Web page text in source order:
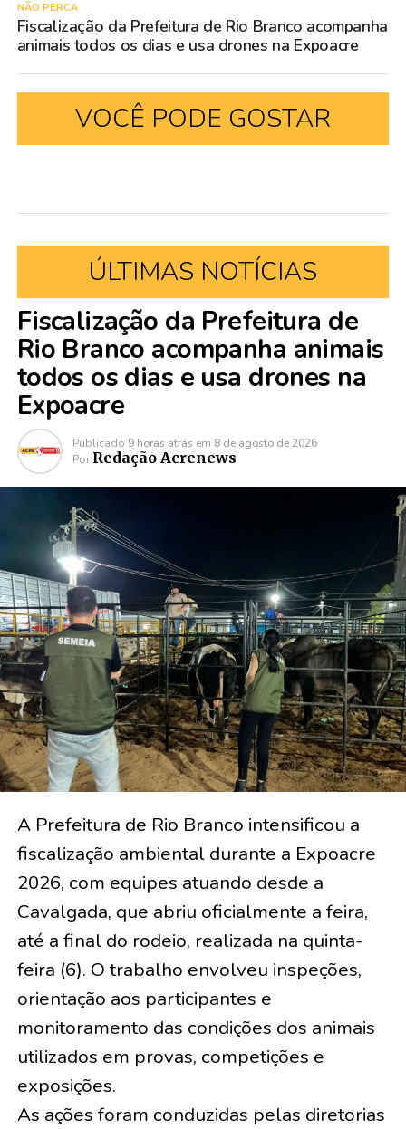
NÃO PERCA
Fiscalização da Prefeitura de Rio Branco acompanha
animais todos os dias e usa drones na Expoacre
VOCÊ PODE GOSTAR
ÚLTIMAS NOTÍCIAS
Fiscalização da Prefeitura de
Rio Branco acompanha animais
todos os dias e usa drones na
Expoacre
Publicado 9 horas atrás em 8 de agosto de 2026
Por Redação Acrenews
A Prefeitura de Rio Branco intensificou a
fiscalização ambiental durante a Expoacre
2026, com equipes atuando desde a
Cavalgada, que abriu oficialmente a feira,
até a final do rodeio, realizada na quinta-
feira (6). O trabalho envolveu inspeções,
orientação aos participantes e
monitoramento das condições dos animais
utilizados em provas, competições e
exposições.
As ações foram conduzidas pelas diretorias